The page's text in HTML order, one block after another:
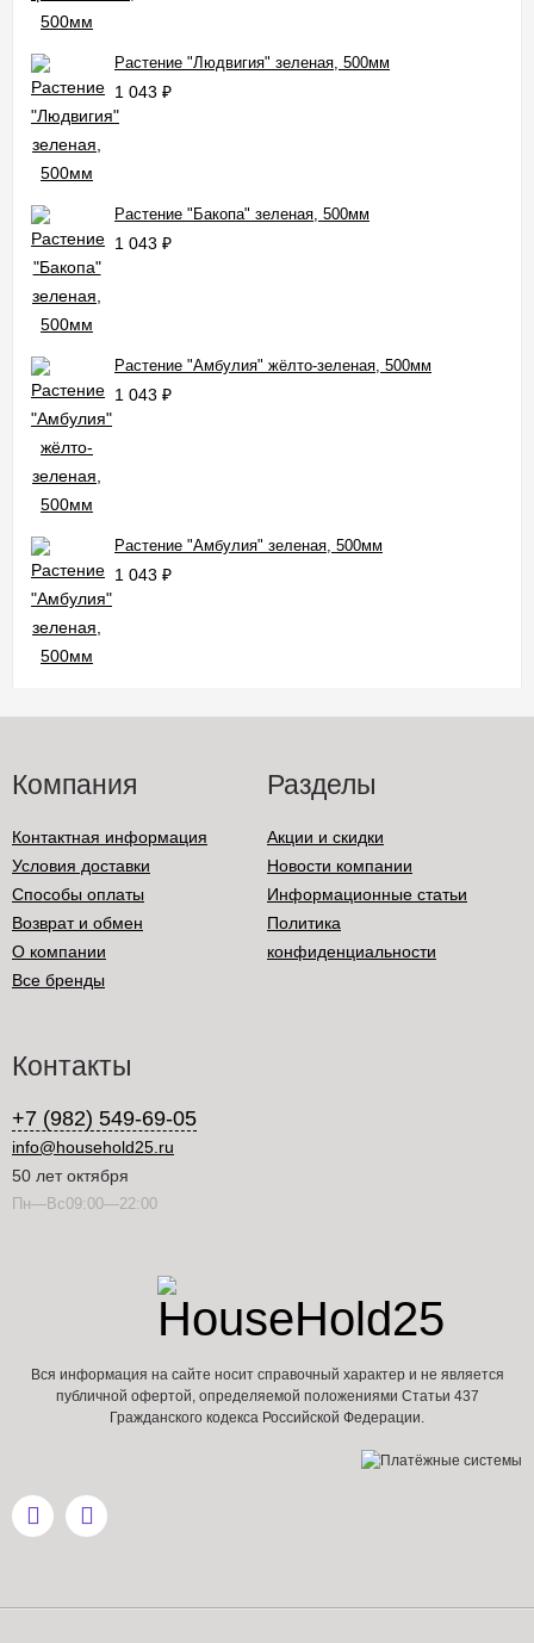
Растение "Людвигия" зеленая, 500мм
1 043 ₽
Растение "Бакопа" зеленая, 500мм
1 043 ₽
Растение "Амбулия" жёлто-зеленая, 500мм
1 043 ₽
Растение "Амбулия" зеленая, 500мм
1 043 ₽
Компания
Контактная информация
Условия доставки
Способы оплаты
Возврат и обмен
О компании
Все бренды
Разделы
Акции и скидки
Новости компании
Информационные статьи
Политика
конфиденциальности
Контакты
+7 (982) 549-69-05
info@household25.ru
50 лет октября
Пн—Вс09:00—22:00
Вся информация на сайте носит справочный характер и не является
публичной офертой, определяемой положениями Статьи 437
Гражданского кодекса Российской Федерации.